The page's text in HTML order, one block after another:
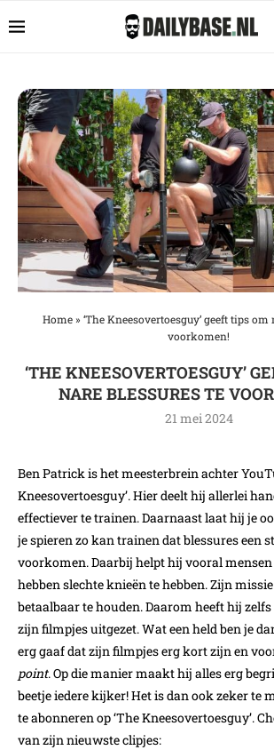
Home» ‘The Kneesovertoesguy’ geeft tips om
voorkomen!
‘THE KNEESOVERTOESGUY’
NARE BLESSURES TE
21 mei 2024
Ben Patrick is het meesterbrein achter
Kneesovertoesguy’. Hier deelt hij allerlei
effectiever te trainen. Daarnaast laat hij je
je spieren zo kan trainen dat blessures een
voorkomen. Daarbij helpt hij vooral mensen
hebben slechte knieën te hebben. Zijn
betaalbaar te houden. Daarom heeft hij
zijn filmpjes uitgezet. Wat een held ben je
erg gaaf dat zijn filmpjes erg kort zijn en
point. Op die manier maakt hij alles erg
beetje iedere kijker! Het is dan ook zeker te
te abonneren op ‘The Kneesovertoesguy’.
van zijn nieuwste clipjes: